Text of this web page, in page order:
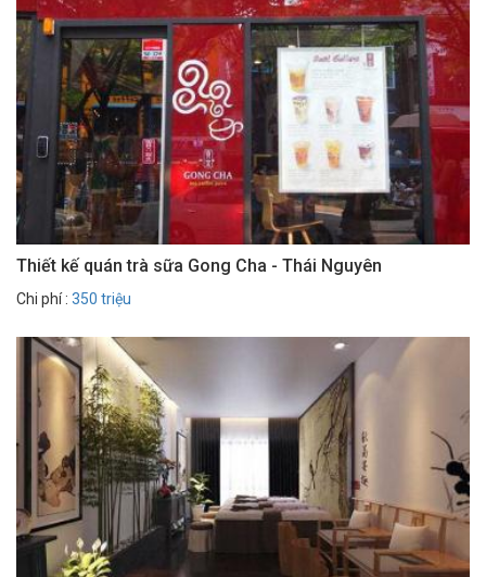
Thiết kế quán trà sữa Gong Cha - Thái Nguyên
Chi phí : 350 triệu